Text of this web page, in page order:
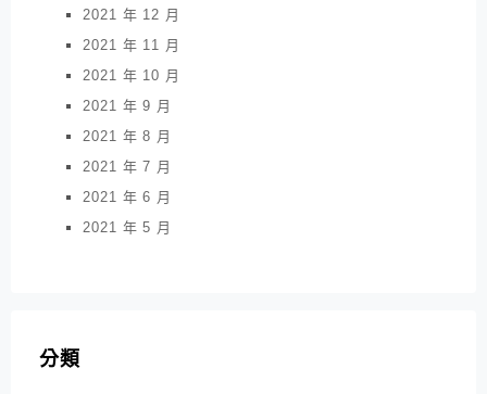
2021 年 12 月
2021 年 11 月
2021 年 10 月
2021 年 9 月
2021 年 8 月
2021 年 7 月
2021 年 6 月
2021 年 5 月
分類